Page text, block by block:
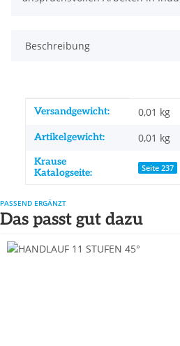
Beschreibung
Produkteigenschaft
Wert
Versandgewicht: 0,01 kg
Artikelgewicht: 0,01 kg
Krause
Katalogseite:
Seite 237
PASSEND ERGÄNZT
Das passt gut dazu